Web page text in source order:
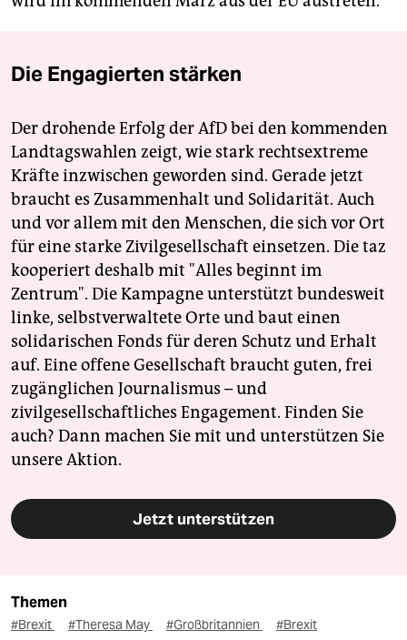
Die Engagierten stärken
Der drohende Erfolg der AfD bei den kommenden
Landtagswahlen zeigt, wie stark rechtsextreme
Kräfte inzwischen geworden sind. Gerade jetzt
braucht es Zusammenhalt und Solidarität. Auch
und vor allem mit den Menschen, die sich vor Ort
für eine starke Zivilgesellschaft einsetzen. Die taz
kooperiert deshalb mit "Alles beginnt im
Zentrum". Die Kampagne unterstützt bundesweit
linke, selbstverwaltete Orte und baut einen
solidarischen Fonds für deren Schutz und Erhalt
auf. Eine offene Gesellschaft braucht guten, frei
zugänglichen Journalismus – und
zivilgesellschaftliches Engagement. Finden Sie
auch? Dann machen Sie mit und unterstützen Sie
unsere Aktion.
Jetzt unterstützen
Themen
#Brexit #Theresa May #Großbritannien #Brexit